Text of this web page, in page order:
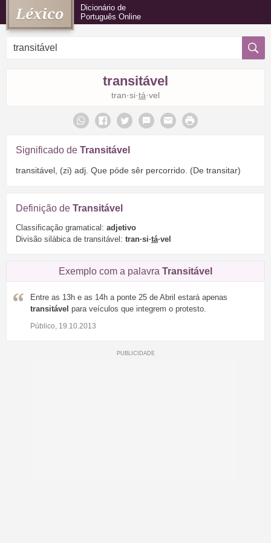
Dicionário de
Português Online
transitável
tran·si·tá·vel
Significado de Transitável
transitável, (zi) adj. Que póde sêr percorrido. (De transitar)
Definição de Transitável
Classificação gramatical: adjetivo
Divisão silábica de transitável: tran·si·tá·vel
Exemplo com a palavra Transitável
Entre as 13h e as 14h a ponte 25 de Abril estará apenas
transitável para veículos que integrem o protesto.
Público, 19.10.2013